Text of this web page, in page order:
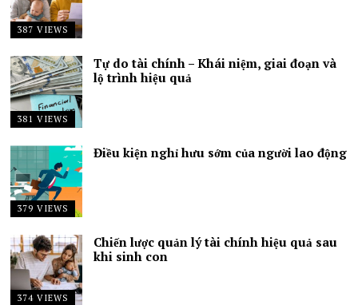
387 VIEWS
381 VIEWS
Tự do tài chính – Khái niệm, giai đoạn và
lộ trình hiệu quả
379 VIEWS
Điều kiện nghỉ hưu sớm của người lao động
374 VIEWS
Chiến lược quản lý tài chính hiệu quả sau
khi sinh con